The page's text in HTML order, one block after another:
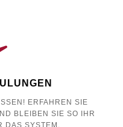
ERFAHREN SIE
BLEIBEN SIE SO IHR
DAS SYSTEM.